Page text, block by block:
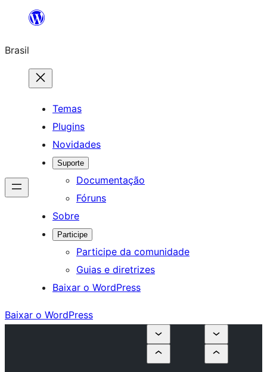
o
conteúdo
Brasil
Temas
Plugins
Novidades
Suporte
Documentação
Fóruns
Sobre
Participe
Participe da comunidade
Guias e diretrizes
Baixar o WordPress
Baixar o WordPress